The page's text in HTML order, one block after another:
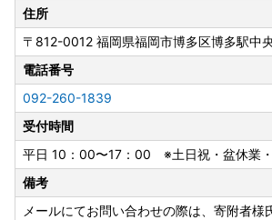
夏季休業日
8月13日（木）～8月16日（日）
---------------------
事務所移転に伴う休業日
8月24日（月）・8月25日（火）
※寄附申込は上記期間も受け付けておりま
◆お問い合わせは窓口対応日に順次ご返
◆返礼品の発送については、各ページの記
ださい。
住所
〒812-0012 福岡県福岡市博多区博多駅中
電話番号
092-260-1839
受付時間
平日 10：00〜17：00 ※土日祝・盆休業・
備考
メールにてお問い合わせの際は、寄附者様